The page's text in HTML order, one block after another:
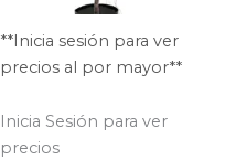
**Inicia sesión para ver
precios al por mayor**
Inicia Sesión para ver
precios